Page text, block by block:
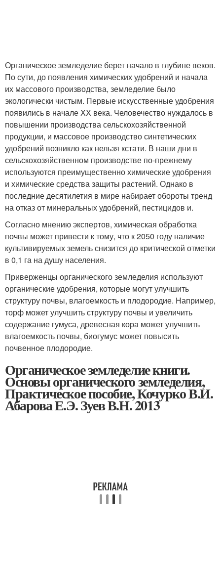
Органическое земледелие берет начало в глубине веков.
По сути, до появления химических удобрений и начала
их массового производства, земледелие было
экологически чистым. Первые искусственные удобрения
появились в начале XX века. Человечество нуждалось в
повышении производства сельскохозяйственной
продукции, и массовое производство синтетических
удобрений возникло как нельзя кстати. В наши дни в
сельскохозяйственном производстве по-прежнему
используются преимущественно химические удобрения
и химические средства защиты растений. Однако в
последние десятилетия в мире набирает обороты тренд
на отказ от минеральных удобрений, пестицидов и.
Согласно мнению экспертов, химическая обработка
почвы может привести к тому, что к 2050 году наличие
культивируемых земель снизится до критической отметки
в 0,1 га на душу населения.
Приверженцы органического земледелия используют
органические удобрения, которые могут улучшить
структуру почвы, влагоемкость и плодородие. Например,
торф может улучшить структуру почвы и увеличить
содержание гумуса, древесная кора может улучшить
влагоемкость почвы, биогумус может повысить
почвенное плодородие.
Органическое земледелие книги.
Основы органического земледелия,
Практическое пособие, Кочурко В.И.
Абарова Е.Э. Зуев В.Н. 2013